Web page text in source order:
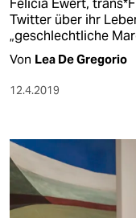
Felicia Ewert,
Twitter über ihr
„geschlechtliche
Von Lea De Gregorio
12.4.2019